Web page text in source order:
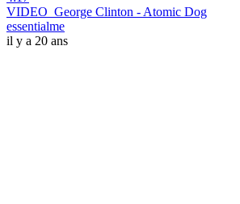
VIDEO_George Clinton - Atomic Dog
essentialme
il y a 20 ans